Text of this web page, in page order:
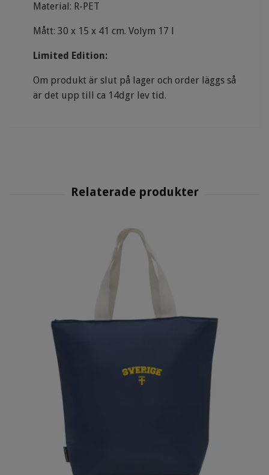
Material: R-PET
Mått: 30 x 15 x 41 cm. Volym 17 l
Limited Edition:
Om produkt är slut på lager och order läggs så
är det upp till ca 14dgr lev tid.